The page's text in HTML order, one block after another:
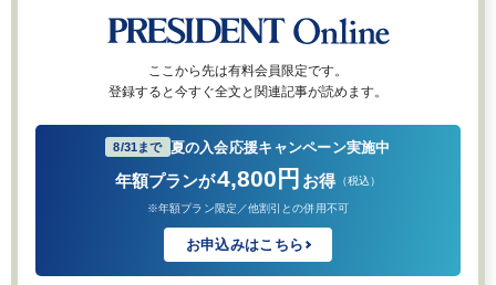
ここから先は有料会員限定です。
登録すると今すぐ全文と関連記事が読めます。
8/31まで 夏の入会応援キャンペーン実施中
年額プランが4,800円 お得 （税込）
※年額プラン限定／他割引との併用不可
お申込みはこちら